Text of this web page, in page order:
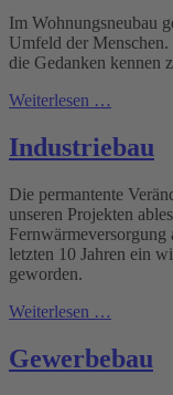
Im Wohnungsneubau
Umfeld der
die Gedanken kennen
Weiterlesen …
Industriebau
Die permantente
unseren Projekten
Fernwärmeversorgung
letzten 10 Jahren ein
geworden.
Weiterlesen …
Gewerbebau